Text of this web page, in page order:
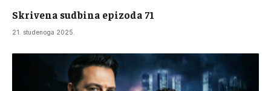
Skrivena sudbina epizoda 71
21. studenoga 2025.